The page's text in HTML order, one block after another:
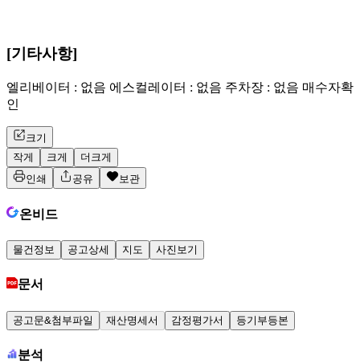
[기타사항]
엘리베이터 : 없음 에스컬레이터 : 없음 주차장 : 없음 매수자확
인
크기
작게
크게
더크게
인쇄
공유 보관
온비드
물건정보 공고상세 지도 사진보기
문서
공고문&첨부파일 재산명세서 감정평가서 등기부등본
분석